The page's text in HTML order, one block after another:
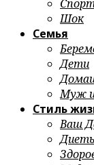
Шок
Семья
Дети
Муж
Стиль
Ваш